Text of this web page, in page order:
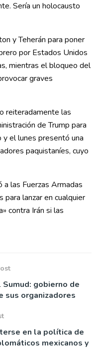
Sería un holocausto
y Teherán para poner
por Estados Unidos
mientras el bloqueo del
graves
reiteradamente las
de Trump para
y el lunes presentó una
paquistaníes, cuyo
a las Fuerzas Armadas
lanzar en cualquier
contra Irán si las
gobierno de
sus organizadores
en la política de
mexicanos y